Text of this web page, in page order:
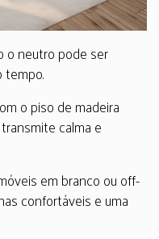
o neutro pode ser
o piso de madeira
calma e
em branco ou off-
confortáveis e uma